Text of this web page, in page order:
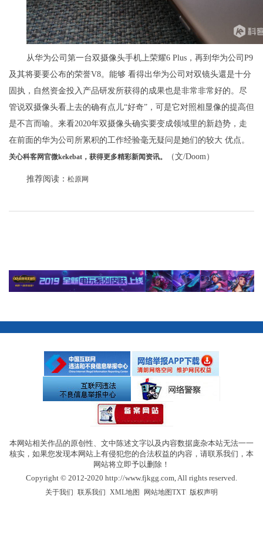
从华为公司第一台双摄像头手机上荣耀6 Plus，再到华为公司P9
及其将要要公布的荣誉V8。能够 看得出华为公司对双镜头還是十分
固执，自然资金投入产品研发所获得的成果也是非常非常好的。尽
管说双摄像头看上去的确有点儿“好奇”，可是它对照相显像的提高但
是不言而喻。来看2020年双摄像头确实要变成领域里的新趋势，走
在前面的华为公司所累积的工作经验毫无疑问是她们的较大 优点。
关心科客网官微kekebat，获得更多精彩新闻资讯。 （文/Doom）
推荐阅读： 松原网
本网站相关作品的原创性、文中陈述文字以及内容数据庞杂本站无法一一
核实，如果您发现本网站上有侵犯您的合法权益的内容，请联系我们，本
网站将立即予以删除！
Copyright © 2012-2020 http://www.fjkgg.com, All rights reserved.
关于我们 联系我们 XML地图 网站地图TXT| 版权声明